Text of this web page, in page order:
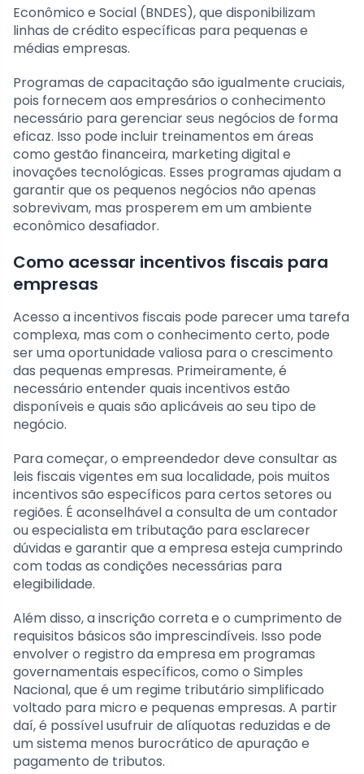
Econômico e Social (BNDES), que disponibilizam
linhas de crédito específicas para pequenas e
médias empresas.
Programas de capacitação são igualmente cruciais,
pois fornecem aos empresários o conhecimento
necessário para gerenciar seus negócios de forma
eficaz. Isso pode incluir treinamentos em áreas
como gestão financeira, marketing digital e
inovações tecnológicas. Esses programas ajudam a
garantir que os pequenos negócios não apenas
sobrevivam, mas prosperem em um ambiente
econômico desafiador.
Como acessar incentivos fiscais para
empresas
Acesso a incentivos fiscais pode parecer uma tarefa
complexa, mas com o conhecimento certo, pode
ser uma oportunidade valiosa para o crescimento
das pequenas empresas. Primeiramente, é
necessário entender quais incentivos estão
disponíveis e quais são aplicáveis ao seu tipo de
negócio.
Para começar, o empreendedor deve consultar as
leis fiscais vigentes em sua localidade, pois muitos
incentivos são específicos para certos setores ou
regiões. É aconselhável a consulta de um contador
ou especialista em tributação para esclarecer
dúvidas e garantir que a empresa esteja cumprindo
com todas as condições necessárias para
elegibilidade.
Além disso, a inscrição correta e o cumprimento de
requisitos básicos são imprescindíveis. Isso pode
envolver o registro da empresa em programas
governamentais específicos, como o Simples
Nacional, que é um regime tributário simplificado
voltado para micro e pequenas empresas. A partir
daí, é possível usufruir de alíquotas reduzidas e de
um sistema menos burocrático de apuração e
pagamento de tributos.